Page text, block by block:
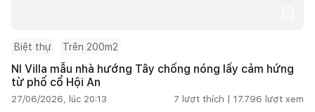
Biệt thự Trên 200m2
NI Villa mẫu nhà hướng Tây chống nóng lấy cảm hứng
từ phố cổ Hội An
27/06/2026, lúc 20:13 7 lượt thích | 17.796 lượt xem